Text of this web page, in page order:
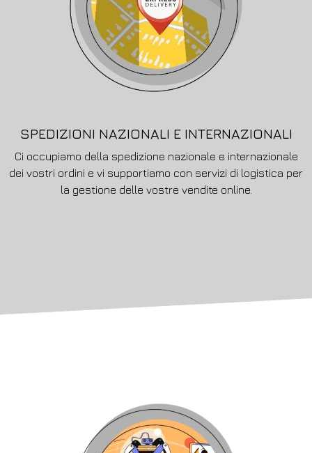
SPEDIZIONI NAZIONALI E INTERNAZIONALI
Ci occupiamo della spedizione nazionale e internazionale
dei vostri ordini e vi supportiamo con servizi di logistica per
la gestione delle vostre vendite online.